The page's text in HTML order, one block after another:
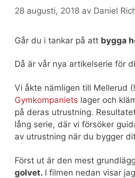
28 augusti, 2018 av Daniel
Går du i tankar på att bygga
Då är vår nya artikelserie för
Vi åkte nämligen till Mellerud
Gymkompaniets lager och
på deras utrustning.
lång serie, där vi försöker
av utrustning när du bygger
Först ut är den mest
golvet. I filmen nedan visar